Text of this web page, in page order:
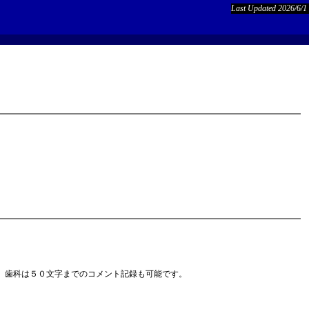
Last Updated 2026/6/1
科は５０文字までのコメント記録も可能です。